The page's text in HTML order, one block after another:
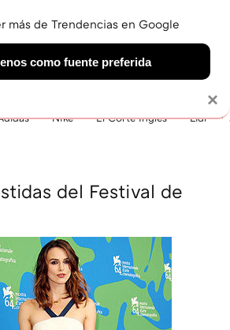
VIAJES GASTRO SNEAKERS
Nike El Corte Inglés Lidl
del Festival de
×
más de Trendencias en Google
como fuente preferida